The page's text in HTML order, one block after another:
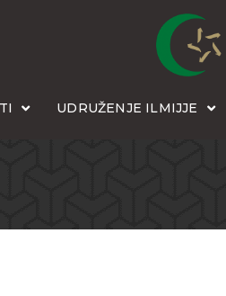
UDRUŽENJE ILMIJJE